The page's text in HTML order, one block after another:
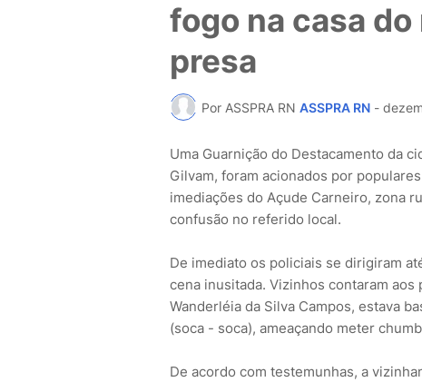
fogo na casa
presa
Por ASSPRA RN ASSPRA RN -
Uma Guarnição do Destacamento da
Gilvam, foram acionados por
imediações do Açude Carneiro, zona
confusão no referido local.
De imediato os policiais se dirigiram
cena inusitada. Vizinhos contaram
Wanderléia da Silva Campos, estava
(soca - soca), ameaçando meter
De acordo com testemunhas, a